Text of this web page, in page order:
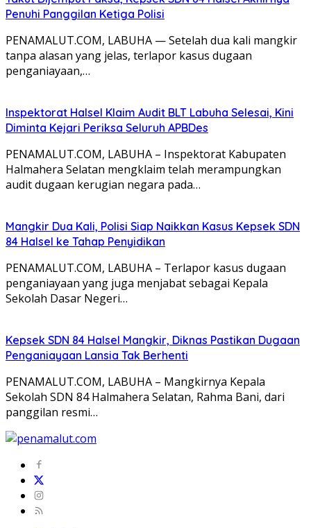
Penuhi Panggilan Ketiga Polisi
PENAMALUT.COM, LABUHA — Setelah dua kali mangkir
tanpa alasan yang jelas, terlapor kasus dugaan
penganiayaan,…
Inspektorat Halsel Klaim Audit BLT Labuha Selesai, Kini
Diminta Kejari Periksa Seluruh APBDes
PENAMALUT.COM, LABUHA – Inspektorat Kabupaten
Halmahera Selatan mengklaim telah merampungkan
audit dugaan kerugian negara pada…
Mangkir Dua Kali, Polisi Siap Naikkan Kasus Kepsek SDN
84 Halsel ke Tahap Penyidikan
PENAMALUT.COM, LABUHA – Terlapor kasus dugaan
penganiayaan yang juga menjabat sebagai Kepala
Sekolah Dasar Negeri…
Kepsek SDN 84 Halsel Mangkir, Diknas Pastikan Dugaan
Penganiayaan Lansia Tak Berhenti
PENAMALUT.COM, LABUHA – Mangkirnya Kepala
Sekolah SDN 84 Halmahera Selatan, Rahma Bani, dari
panggilan resmi…